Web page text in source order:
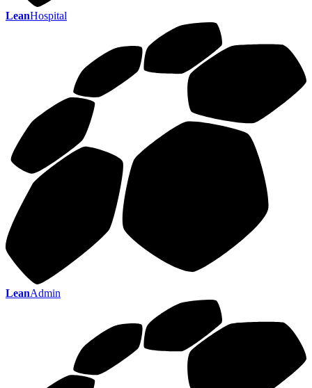
LeanHospital
LeanAdmin